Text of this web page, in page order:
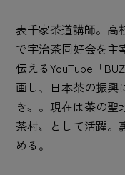
表千家茶道講師。高
で宇治茶同好会を主
伝えるYouTube「
画し、日本茶の振興
き〟。現在は茶の聖
茶村〟として活躍。
める。